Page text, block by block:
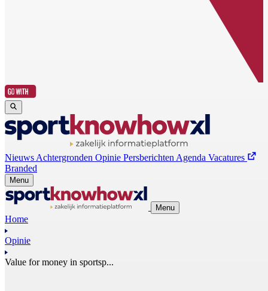
Nieuws Achtergronden Opinie Persberichten Agenda Vacatures
Branded
Menu
Menu
Home
Opinie
Value for money in sportsp...